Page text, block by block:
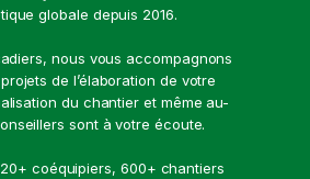
globale depuis 2016.
nous vous accompagnons
de l’élaboration de votre
du chantier et même au-
sont à votre écoute.
coéquipiers, 600+ chantiers